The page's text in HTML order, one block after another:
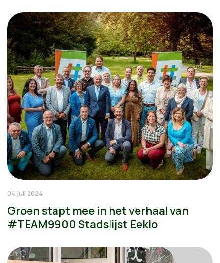
04 juli 2024
Groen stapt mee in het verhaal van
#TEAM9900 Stadslijst Eeklo